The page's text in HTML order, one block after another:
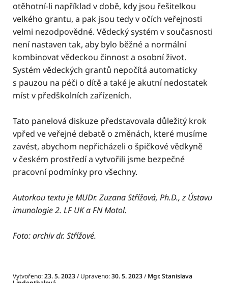
otěhotní-li například v době, kdy jsou řešitelkou
velkého grantu, a pak jsou tedy v očích veřejnosti
velmi nezodpovědné. Vědecký systém v současnosti
není nastaven tak, aby bylo běžné a normální
kombinovat vědeckou činnost a osobní život.
Systém vědeckých grantů nepočítá automaticky
s pauzou na péči o dítě a také je akutní nedostatek
míst v předškolních zařízeních.
Tato panelová diskuze představovala důležitý krok
vpřed ve veřejné debatě o změnách, které musíme
zavést, abychom nepřicházeli o špičkové vědkyně
v českém prostředí a vytvořili jsme bezpečné
pracovní podmínky pro všechny.
Autorkou textu je MUDr. Zuzana Střížová, Ph.D., z Ústavu
imunologie 2. LF UK a FN Motol.
Foto: archiv dr. Střížové.
Vytvořeno:23. 5. 2023/ Upraveno:30. 5. 2023/Mgr. Stanislava